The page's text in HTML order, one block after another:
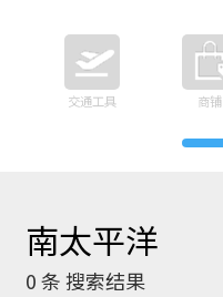
交通工具 商铺
南太平洋
0条 搜索结果